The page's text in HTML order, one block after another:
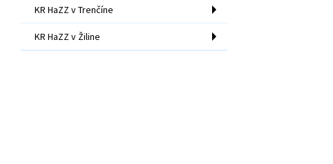
KR HaZZ v Trenčíne
KR HaZZ v Žiline